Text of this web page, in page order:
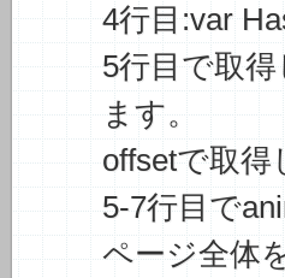
4行目:var
5行目で取
ます。
offsetで取得
5-7行目で
ページ全体